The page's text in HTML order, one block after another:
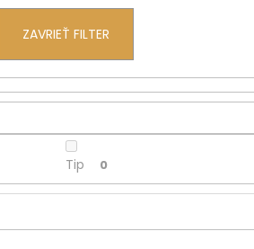
ZAVRIEŤ FILTER
Tip 0